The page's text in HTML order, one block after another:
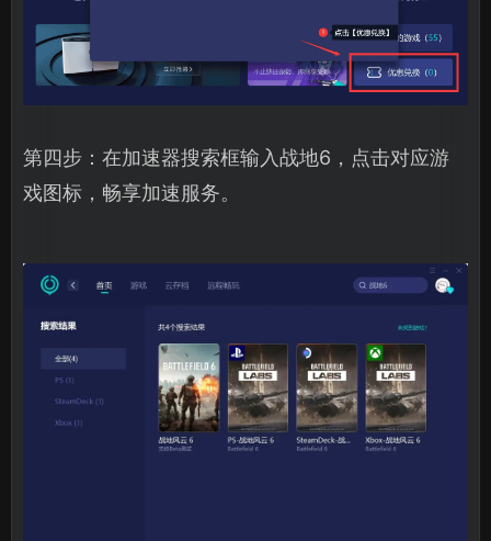
第四步：在加速器搜索框输入战地6，点击对应游
戏图标，畅享加速服务。